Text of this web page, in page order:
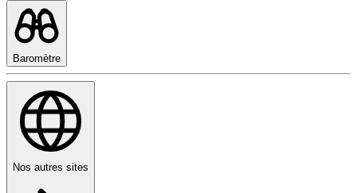
Baromètre
Nos autres sites